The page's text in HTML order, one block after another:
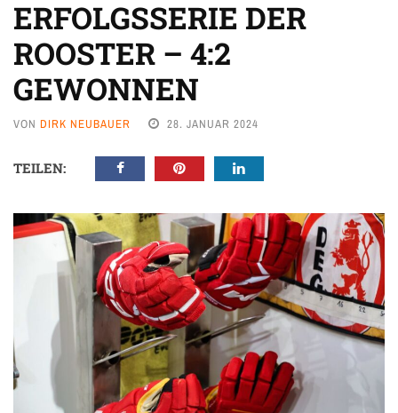
ERFOLGSSERIE DER
ROOSTER – 4:2
GEWONNEN
VON DIRK NEUBAUER 28. JANUAR 2024
TEILEN: